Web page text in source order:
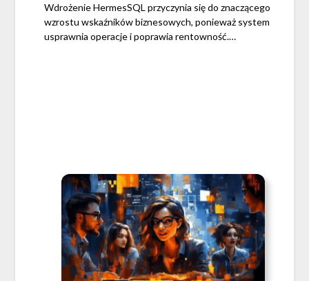
Wdrożenie HermesSQL przyczynia się do znaczącego
wzrostu wskaźników biznesowych, ponieważ system
usprawnia operacje i poprawia rentowność.…